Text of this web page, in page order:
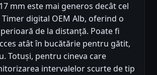
mm este mai generos decât cel
digital OEM Alb, oferind o
de la distanță. Poate fi
atât în bucătărie pentru gătit,
Totuși, pentru cineva care
intervalelor scurte de tip